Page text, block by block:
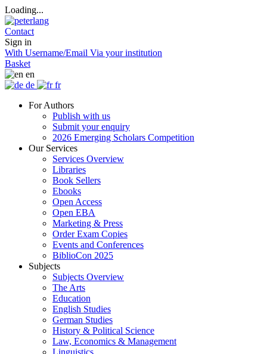
Loading...
Contact
Sign in
With Username/Email Via your institution
Basket
en
de
fr
For Authors
Publish with us
Submit your enquiry
2026 Emerging Scholars Competition
Our Services
Services Overview
Libraries
Book Sellers
Ebooks
Open Access
Open EBA
Marketing & Press
Order Exam Copies
Events and Conferences
BiblioCon 2025
Subjects
Subjects Overview
The Arts
Education
English Studies
German Studies
History & Political Science
Law, Economics & Management
Linguistics